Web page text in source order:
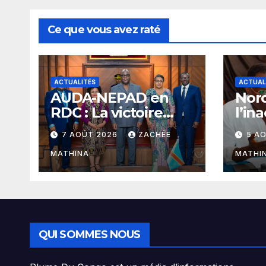
Ce que vous avez raté
ACTUALITÉS
​AUDA-NEPAD en
RDC : La victoire
diplomatique
signée Julien
Paluku sous le
leadership du
Antoine Tshisekedi
7 AOÛT 2026 ZACHÉE
MATHINA
5
QUI SOMMES NOUS